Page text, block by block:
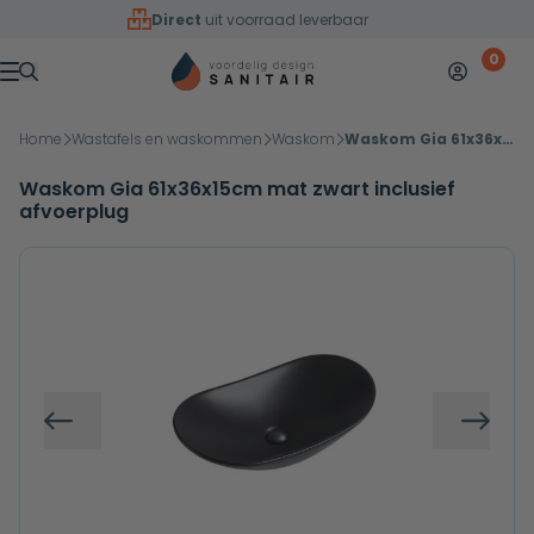
Overslaan naar inhoud
Direct uit voorraad leverbaar
Menu
Mijn 0
Home Wastafels en waskommen Waskom Waskom Gia 61x36x15cm mat zwart inclusief afvoerplug
Waskom Gia 61x36x15cm mat zwart inclusief
afvoerplug
Vorige